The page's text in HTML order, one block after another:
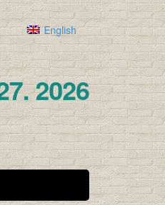
English
2026